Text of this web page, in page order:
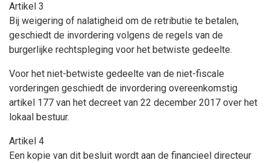
Artikel 3
Bij weigering of nalatigheid om de retributie te betalen,
geschiedt de invordering volgens de regels van de
burgerlijke rechtspleging voor het betwiste gedeelte.
Voor het niet-betwiste gedeelte van de niet-fiscale
vorderingen geschiedt de invordering overeenkomstig
artikel 177 van het decreet van 22 december 2017 over het
lokaal bestuur.
Artikel 4
Een kopie van dit besluit wordt aan de financieel directeur